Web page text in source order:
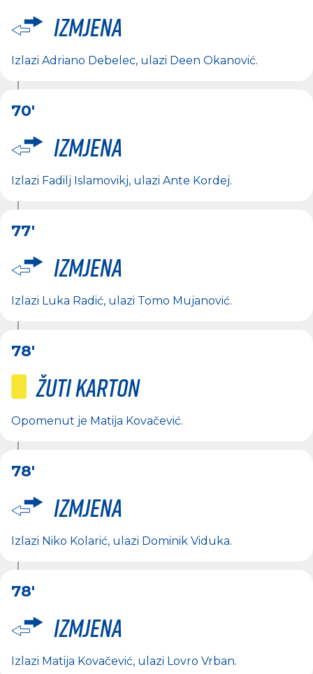
Izmjena
Izlazi Adriano Debelec, ulazi Deen Okanović.
70'
Izmjena
Izlazi Fadilj Islamovikj, ulazi Ante Kordej.
77'
Izmjena
Izlazi Luka Radić, ulazi Tomo Mujanović.
78'
Žuti karton
Opomenut je Matija Kovačević.
78'
Izmjena
Izlazi Niko Kolarić, ulazi Dominik Viduka.
78'
Izmjena
Izlazi Matija Kovačević, ulazi Lovro Vrban.